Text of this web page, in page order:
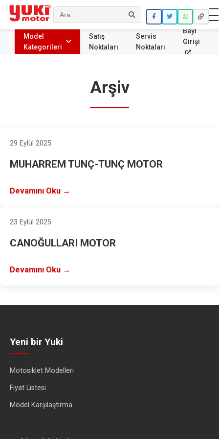
Ara
Model
Kategorileri
Satış
Noktaları
Servis
Noktaları
Bayi
Girişi
Arşiv
29 Eylül 2025
MUHARREM TUNÇ-TUNÇ MOTOR
Devamını Oku →
23 Eylül 2025
CANOĞULLARI MOTOR
Devamını Oku →
Yeni bir Yuki
Motosiklet Modelleri
Fiyat Listesi
Model Karşılaştırma